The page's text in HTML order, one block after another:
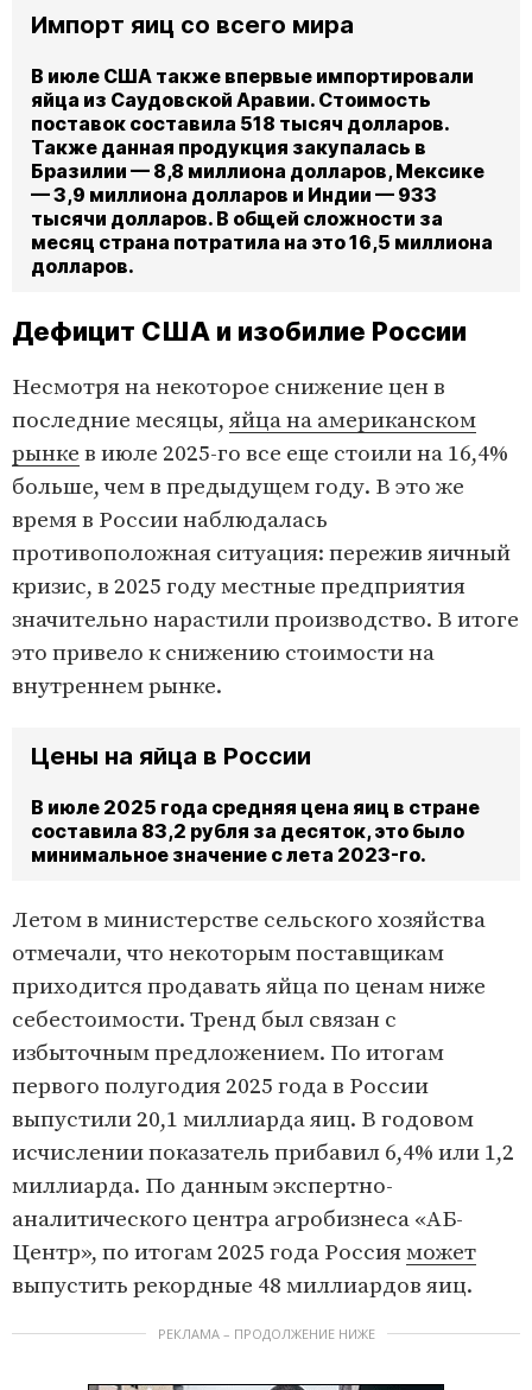
Импорт яиц со всего мира
В июле США также впервые импортировали
яйца из Саудовской Аравии. Стоимость
поставок составила 518 тысяч долларов.
Также данная продукция закупалась в
Бразилии — 8,8 миллиона долларов, Мексике
— 3,9 миллиона долларов и Индии — 933
тысячи долларов. В общей сложности за
месяц страна потратила на это 16,5 миллиона
долларов.
Дефицит США и изобилие России
Несмотря на некоторое снижение цен в
последние месяцы, яйца на американском
рынке в июле 2025-го все еще стоили на 16,4%
больше, чем в предыдущем году. В это же
время в России наблюдалась
противоположная ситуация: пережив яичный
кризис, в 2025 году местные предприятия
значительно нарастили производство. В итоге
это привело к снижению стоимости на
внутреннем рынке.
Цены на яйца в России
В июле 2025 года средняя цена яиц в стране
составила 83,2 рубля за десяток, это было
минимальное значение с лета 2023-го.
Летом в министерстве сельского хозяйства
отмечали, что некоторым поставщикам
приходится продавать яйца по ценам ниже
себестоимости. Тренд был связан с
избыточным предложением. По итогам
первого полугодия 2025 года в России
выпустили 20,1 миллиарда яиц. В годовом
исчислении показатель прибавил 6,4% или 1,2
миллиарда. По данным экспертно-
аналитического центра агробизнеса «АБ-
Центр», по итогам 2025 года Россияможет
выпустить рекордные 48 миллиардов яиц.
РЕКЛАМА – ПРОДОЛЖЕНИЕ НИЖЕ